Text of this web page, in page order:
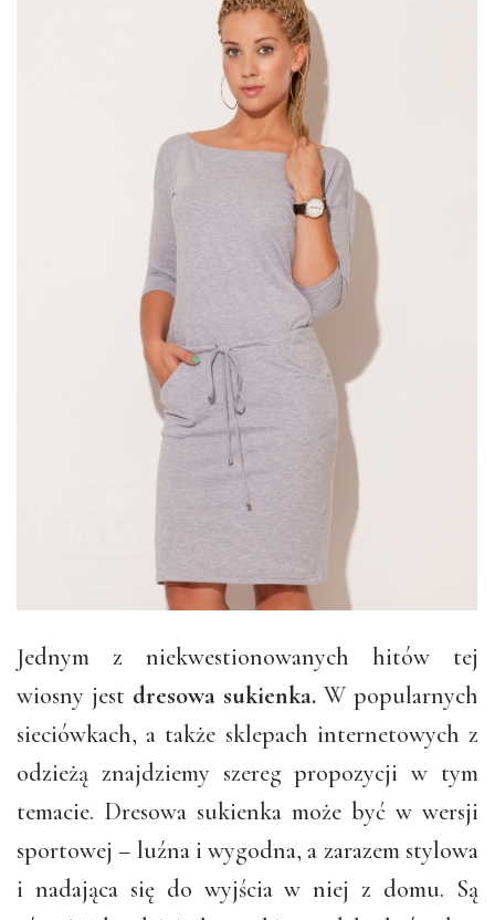
Jednym z niekwestionowanych hitów tej
wiosny jest dresowa sukienka. W popularnych
sieciówkach, a także sklepach internetowych z
odzieżą znajdziemy szereg propozycji w tym
temacie. Dresowa sukienka może być w wersji
sportowej – luźna i wygodna, a zarazem stylowa
i nadająca się do wyjścia w niej z domu. Są